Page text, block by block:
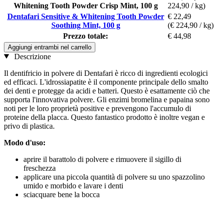
Whitening Tooth Powder Crisp Mint, 100 g
224,90 / kg)
Dentafari Sensitive & Whitening Tooth Powder
Soothing Mint, 100 g
€ 22,49
(€ 224,90 / kg)
Prezzo totale:
€ 44,98
Aggiungi entrambi nel carrello
Descrizione
Il dentifricio in polvere di Dentafari è ricco di ingredienti ecologici
ed efficaci. L'idrossiapatite è il componente principale dello smalto
dei denti e protegge da acidi e batteri. Questo è esattamente ciò che
supporta l'innovativa polvere. Gli enzimi bromelina e papaina sono
noti per le loro proprietà positive e prevengono l'accumulo di
proteine della placca. Questo fantastico prodotto è inoltre vegan e
privo di plastica.
Modo d'uso:
aprire il barattolo di polvere e rimuovere il sigillo di
freschezza
applicare una piccola quantità di polvere su uno spazzolino
umido e morbido e lavare i denti
sciacquare bene la bocca